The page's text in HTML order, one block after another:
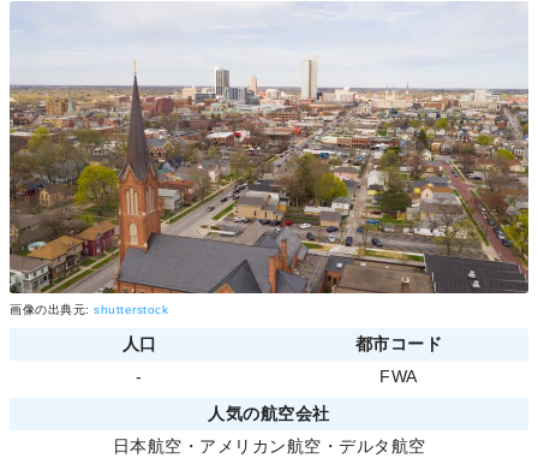
画像の出典元: shutterstock
人口
都市コード
-
FWA
人気の航空会社
日本航空 ・ アメリカン航空 ・ デルタ航空